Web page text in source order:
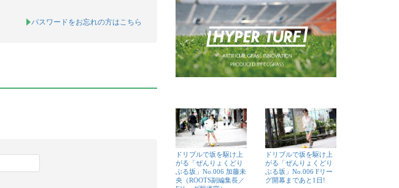
パスワードをお忘れの方はこちら
ドリブルで坂を駆け上
がる「ぜんりょくどり
ぶる坂」No.006 加藤未
央（ROOTS副編集長／
ドリブルで坂を駆け上
がる「ぜんりょくどり
ぶる坂」No.006 Fリー
グ開幕まであと1日!